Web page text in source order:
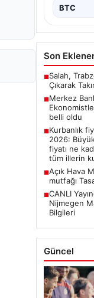
BTC
Son
■Salah,
Çıkarak
■Merkez
belli oldu
■Kurbanlık
2026:
fiyatı ne
tüm illerin
■Açık Hava
mutfağı
■CANLI
Nijmegen
Bilgileri
Güncel